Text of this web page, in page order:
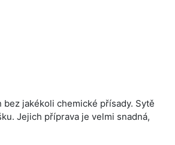
jakékoli chemické přísady. Sytě
Jejich příprava je velmi snadná,